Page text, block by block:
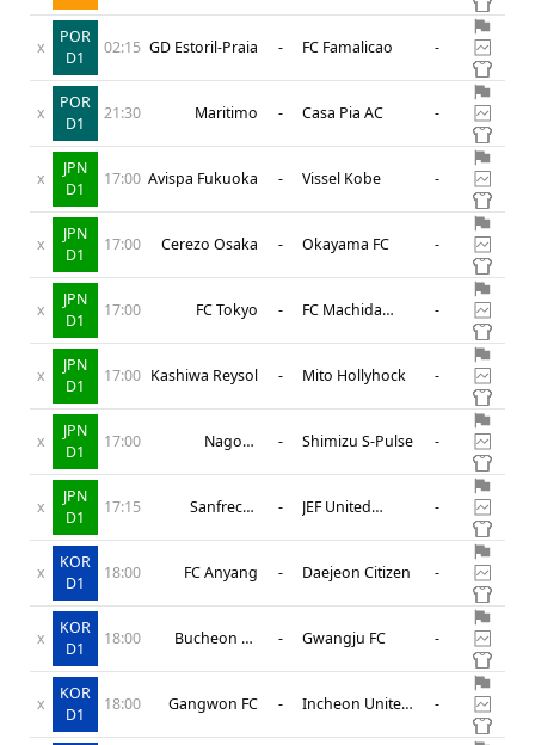
x
POR
D1
02:15 GD Estoril-Praia - FC Famalicao -
x
POR
D1
21:30 Maritimo - Casa Pia AC -
x
JPN
D1
17:00 Avispa Fukuoka - Vissel Kobe -
x
JPN
D1
17:00 Cerezo Osaka - Okayama FC -
x
JPN
D1
17:00 FC Tokyo -
FC Machida
-
x
JPN
D1
17:00 Kashiwa Reysol - Mito Hollyhock -
x
JPN
D1
17:00
Nagoya
- Shimizu S-Pulse -
x
JPN
D1
17:15
Sanfrecce
-
JEF United
-
x
KOR
D1
18:00 FC Anyang - Daejeon Citizen -
x
KOR
D1
18:00
Bucheon FC
- Gwangju FC -
x
KOR
D1
18:00 Gangwon FC -
Incheon United
-